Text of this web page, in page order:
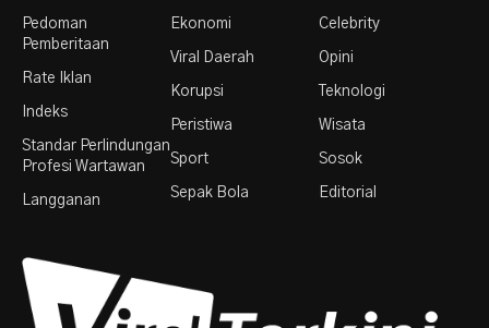
Pedoman
Pemberitaan
Rate Iklan
Indeks
Standar Perlindungan
Profesi Wartawan
Langganan
Ekonomi
Viral Daerah
Korupsi
Peristiwa
Sport
Sepak Bola
Celebrity
Opini
Teknologi
Wisata
Sosok
Editorial